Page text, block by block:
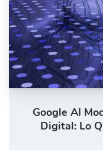
Google AI
Digital: Lo